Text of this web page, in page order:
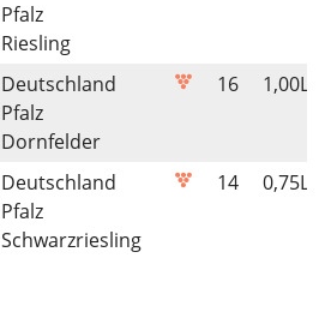
Pfalz
Riesling
Deutschland
Pfalz
Dornfelder
16 1,00L
Deutschland
Pfalz
Schwarzriesling
14 0,75L